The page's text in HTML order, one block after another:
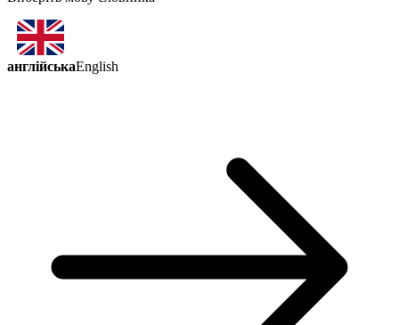
англійськаEnglish